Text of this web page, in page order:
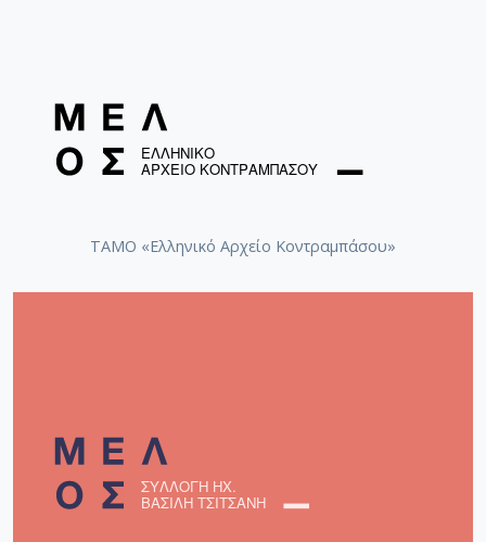
ΤΑΜΟ «Ελληνικό Αρχείο Κοντραμπάσου»